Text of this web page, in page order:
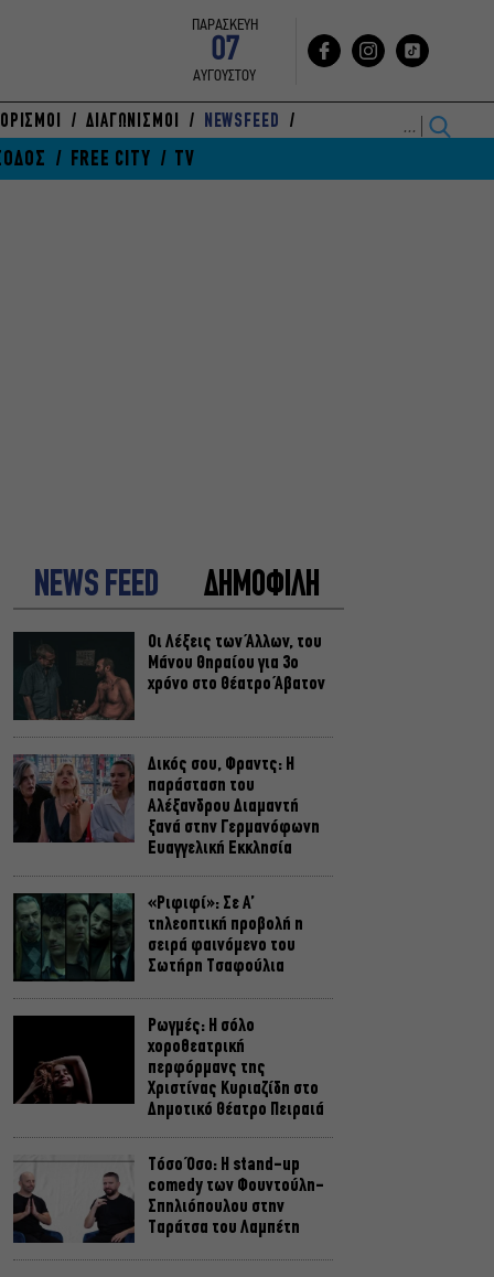
ΠΑΡΑΣΚΕΥΗ
07
ΑΥΓΟΥΣΤΟΥ
ΔΙΑΓΩΝΙΣΜΟΙ NEWSFEED
FREE CITY TV
NEWS FEED ΔΗΜΟΦΙΛΗ
Οι Λέξεις των Άλλων, του
Μάνου Θηραίου για 3ο
χρόνο στο Θέατρο Άβατον
Δικός σου, Φραντς: Η
παράσταση του
Αλέξανδρου Διαμαντή
ξανά στην Γερμανόφωνη
Ευαγγελική Εκκλησία
«Ριφιφί»: Σε Α’
τηλεοπτική προβολή η
σειρά φαινόμενο του
Σωτήρη Τσαφούλια
Ρωγμές: Η σόλο
χοροθεατρική
περφόρμανς της
Χριστίνας Κυριαζίδη στο
Δημοτικό Θέατρο Πειραιά
Τόσο Όσο: Η stand-up
comedy των Φουντούλη-
Σπηλιόπουλου στην
Ταράτσα του Λαμπέτη